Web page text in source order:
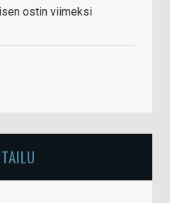
ostin viimeksi